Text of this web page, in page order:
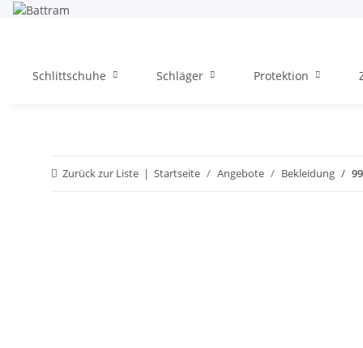
Schlittschuhe Schläger Protektion
Zurück zur Liste Startseite Angebote Bekleidung